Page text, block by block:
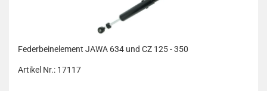
Federbeinelement JAWA 634 und CZ 125 - 350
Artikel Nr.: 17117